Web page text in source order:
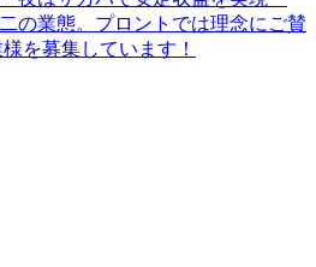
の業態。プロントでは理念にご賛
を募集しています！